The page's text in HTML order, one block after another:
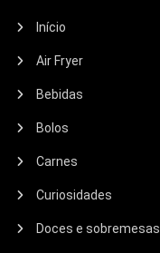
Início
Air Fryer
Bebidas
Bolos
Carnes
Curiosidades
Doces e sobremesas